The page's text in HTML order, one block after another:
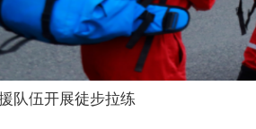
队伍开展徒步拉练